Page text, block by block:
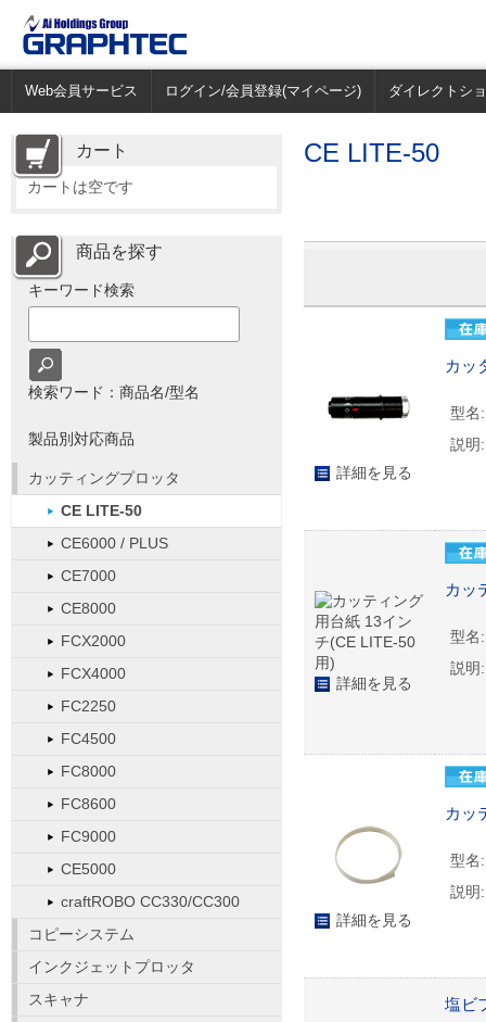
Web会員サービス ログイン/会員登録(マイページ) ダイレクトシ
CE LITE-50
詳細を見る
カッ
型名:
説明:
詳細を見る
カッ
型名:
説明:
詳細を見る
カッ
型名:
説明:
塩ビ
カート
カートは空です
商品を探す
キーワード検索
検索ワード：商品名/型名
製品別対応商品
カッティングプロッタ
CE LITE-50
CE6000 / PLUS
CE7000
CE8000
FCX2000
FCX4000
FC2250
FC4500
FC8000
FC8600
FC9000
CE5000
craftROBO CC330/CC300
コピーシステム
インクジェットプロッタ
スキャナ